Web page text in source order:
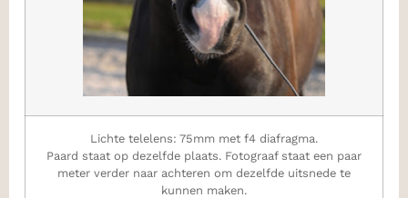
Lichte telelens: 75mm met f4 diafragma.
Paard staat op dezelfde plaats. Fotograaf staat een paar
meter verder naar achteren om dezelfde uitsnede te
kunnen maken.